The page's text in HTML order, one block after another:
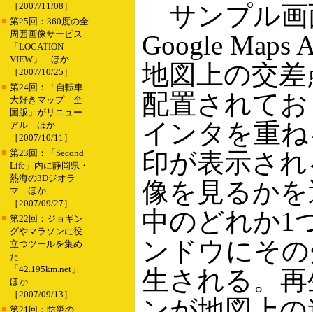
［2007/11/08］
■ 第25回：360度の全
周囲画像サービス
「LOCATION
VIEW」 ほか
［2007/10/25］
■ 第24回：「自転車
大好きマップ 全
国版」がリニュー
アル ほか
［2007/10/11］
■ 第23回：「Second
Life」内に静岡県・
熱海の3Dジオラ
マ ほか
［2007/09/27］
■ 第22回：ジョギン
グやマラソンに役
立つツールを集め
た
「42.195km.net」
ほか
［2007/09/13］
■ 第21回：防災の
サンプル画
Google Maps
地図上の交
配置されて
インタを重
印が表示さ
像を見るか
中のどれか1
ンドウにそ
生される。